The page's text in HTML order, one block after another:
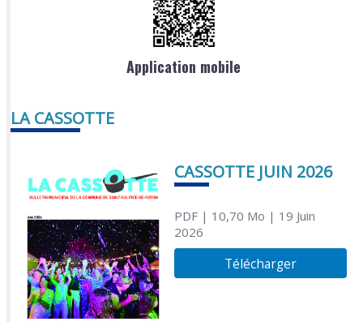
Application mobile
LA CASSOTTE
CASSOTTE JUIN 2026
PDF| 10,70 Mo | 19 Juin
2026
Télécharger